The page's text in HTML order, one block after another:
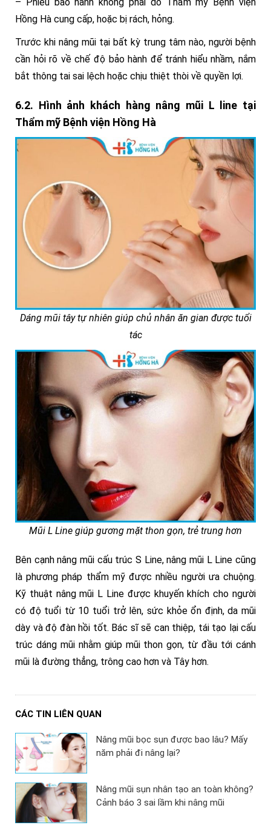
Hồng Hà cung cấp, hoặc bị rách, hỏng.
Trước khi nâng mũi tại bất kỳ trung tâm nào, người bệnh
cần hỏi rõ về chế độ bảo hành để tránh hiểu nhầm, nắm
bắt thông tai sai lệch hoặc chịu thiệt thòi về quyền lợi.
6.2. Hình ảnh khách hàng nâng mũi L line tại
Thẩm mỹ Bệnh viện Hồng Hà
Dáng mũi tây tự nhiên giúp chủ nhân ăn gian được tuổi
tác
Mũi L Line giúp gương mặt thon gọn, trẻ trung hơn
Bên cạnh nâng mũi cấu trúc S Line, nâng mũi L Line cũng
là phương pháp thẩm mỹ được nhiều người ưa chuộng.
Kỹ thuật nâng mũi L Line được khuyến khích cho người
có độ tuổi từ 10 tuổi trở lên, sức khỏe ổn định, da mũi
dày và độ đàn hồi tốt. Bác sĩ sẽ can thiệp, tái tạo lại cấu
trúc dáng mũi nhằm giúp mũi thon gọn, từ đầu tới cánh
mũi là đường thẳng, trông cao hơn và Tây hơn.
CÁC TIN LIÊN QUAN
Nâng mũi bọc sụn được bao lâu? Mấy
năm phải đi nâng lại?
Nâng mũi sụn nhân tạo an toàn không?
Cảnh báo 3 sai lầm khi nâng mũi